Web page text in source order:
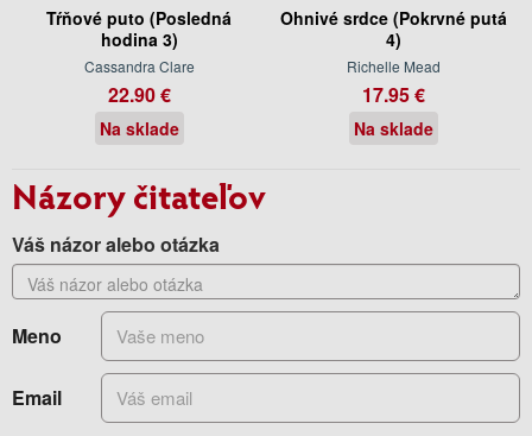
Tŕňové puto (Posledná
hodina 3)
Cassandra Clare
22.90 €
Na sklade
Ohnivé srdce (Pokrvné putá
4)
Richelle Mead
17.95 €
Na sklade
Názory čitateľov
Váš názor alebo otázka
Meno
Email